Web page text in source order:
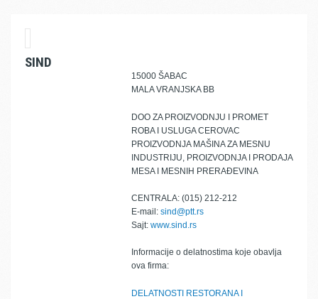
SIND
15000 ŠABAC
MALA VRANJSKA BB
DOO ZA PROIZVODNJU I PROMET
ROBA I USLUGA CEROVAC
PROIZVODNJA MAŠINA ZA MESNU
INDUSTRIJU, PROIZVODNJA I PRODAJA
MESA I MESNIH PRERAĐEVINA
CENTRALA: (015) 212-212
E-mail: sind@ptt.rs
Sajt: www.sind.rs
Informacije o delatnostima koje obavlja
ova firma:
DELATNOSTI RESTORANA I